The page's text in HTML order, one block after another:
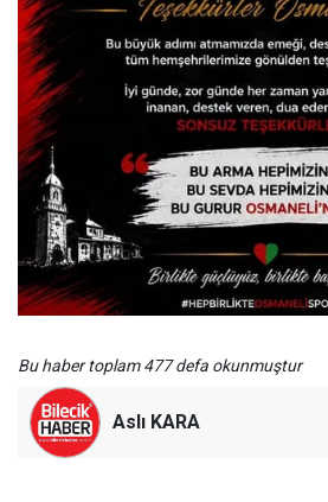
Bu haber toplam 477 defa okunmuştur
Aslı KARA